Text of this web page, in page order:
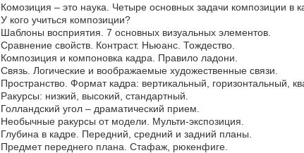
Комозиция – это наука. Четыре основных задачи композиции в
У кого учиться композиции?
Шаблоны восприятия. 7 основных визуальных элементов.
Сравнение свойств. Контраст. Ньюанс. Тождество.
Композиция и компоновка кадра. Правило ладони.
Связь. Логические и воображаемые художественные связи.
Пространство. Формат кадра: вертикальный, горизонтальный,
Ракурсы: низкий, высокий, стандартный.
Голландский угол – драматический прием.
Необычные ракурсы от модели. Мульти-экспозиция.
Глубина в кадре. Передний, средний и задний планы.
Предмет переднего плана. Стафаж, рюкенфиге.